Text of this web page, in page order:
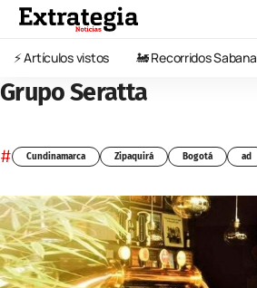
⚡️ Artículos vistos 🚂 Recorridos Sabana
Grupo Seratta
# Cundinamarca Zipaquirá Bogotá ad